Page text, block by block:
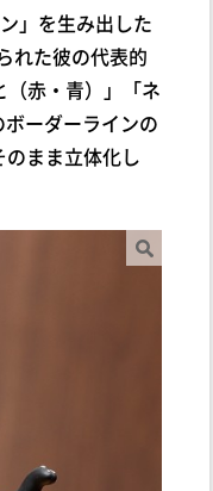
」を生み出した
れた彼の代表的
赤・青）」「ネ
ーダーラインの
まま立体化し